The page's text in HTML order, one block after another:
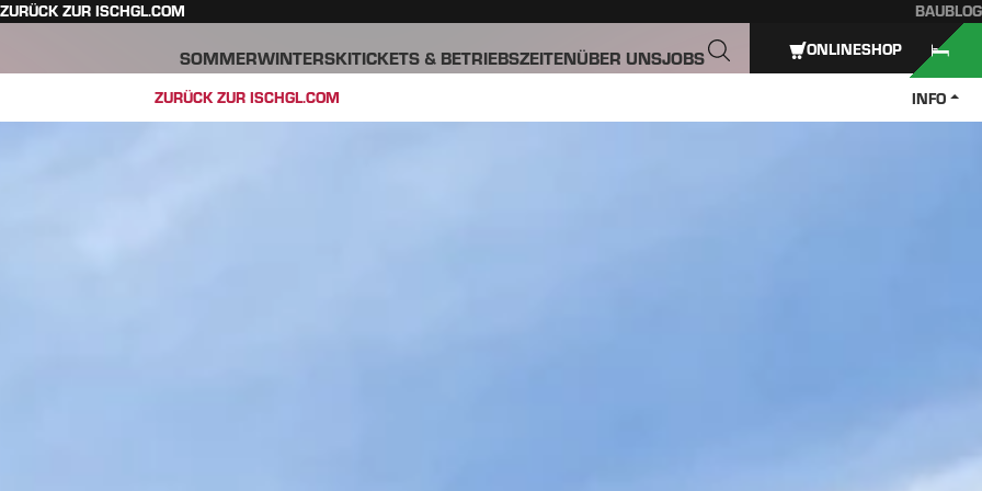
ZURÜCK ZUR ISCHGL.COM BAUBLOG
SOMMERWINTERSKITICKETS & BETRIEBSZEITENÜBER UNSJOBS
ZURÜCK ZUR ISCHGL.COM INFO
ONLINESHOP